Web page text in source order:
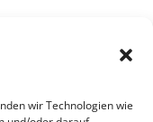
wir Technologien wie